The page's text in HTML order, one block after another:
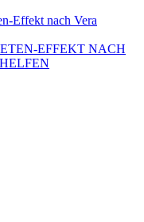
EFFEKT NACH